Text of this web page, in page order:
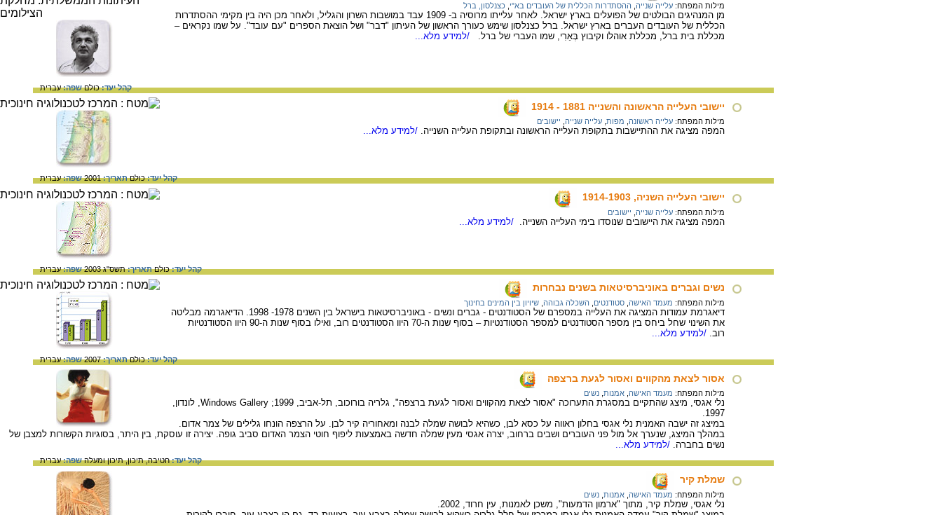
מילות המפתח: עלייה שנייה ההסתדרות הכללית של העובדים בא"י כצנלסון, ברל
מן המנהיגים הבולטים של הפועלים בארץ ישראל. לאחר עלייתו מרוסיה ב- 1909 עבד במושבות השרון והגליל, ולאחר מכן היה בין מקימי ההסתדרות
הכללית של העובדים העברים בארץ ישראל. ברל כצנלסון שימש כעורך הראשון של העיתון "דבר" ושל הוצאת הספרים "עם עובד". על שמו נקראים –
מכללת בית ברל, מכללת אוהלו וקיבוץ בְּאֵרִי, שמו העברי של ברל.
/למידע מלא...
קהל יעד:כולםשפה:עברית
יישובי העלייה הראשונה והשנייה 1881 - 1914
מילות המפתח: עלייה ראשונה מפות עלייה שנייה יישובים
המפה מציגה את ההתיישבות בתקופת העלייה הראשונה ובתקופת העלייה השנייה. /למידע מלא...
קהל יעד:כולםתאריך:2001 שפה:עברית
יישובי העלייה השניה, 1914-1903
מילות המפתח: עלייה שנייה יישובים
המפה מציגה את היישובים שנוסדו בימי העלייה השנייה. /למידע מלא...
קהל יעד:כולםתאריך:תשס"ג 2003 שפה:עברית
נשים וגברים באוניברסיטאות בשנים נבחרות
מילות המפתח: מעמד האישה סטודנטים השכלה גבוהה שיויון בין המינים בחינוך
דיאגרמת עמודות המציגה את העלייה במספרם של הסטודנטים - גברים ונשים - באוניברסיטאות בישראל בין השנים 1978- 1998. הדיאגרמה מבליטה
את השינוי שחל ביחס בין מספר הסטודנטים למספר הסטודנטיות – בסוף שנות ה-70 היוו הסטודנטים רוב, ואילו בסוף שנות ה-90 היוו הסטודנטיות
רוב. /למידע מלא...
קהל יעד:כולםתאריך:2007 שפה:עברית
אסור לצאת מהקווים ואסור לגעת ברצפה
מילות המפתח: מעמד האישה אמנות נשים
נלי אגסי, מיצג שהתקיים במסגרת התערוכה "אסור לצאת מהקווים ואסור לגעת ברצפה", גלריה בורוכוב, תל-אביב, 1999; Windows Gallery, לונדון,
1997.
במיצג זה ישבה האמנית נלי אגסי בחלון ראווה על כסא לבן, כשהיא לבושה שמלה לבנה ומאחוריה קיר לבן. על הרצפה הונחו גלילים של צמר אדום.
במהלך המיצג, שנערך אל מול פני העוברים ושבים ברחוב, יצרה אגסי מעין שמלה חדשה באמצעות ליפוף חוטי הצמר האדום סביב גופה. יצירה זו עוסקת, בין היתר, בסוגיות הקשורות למצבן של
נשים בחברה. /למידע מלא...
קהל יעד:חטיבה,תיכון,תיכון ומעלהשפה:עברית
שמלת קיר
מילות המפתח: מעמד האישה אמנות נשים
נלי אגסי, שמלת קיר, מתוך "ארמון הדמעות", משכן לאמנות, עין חרוד, 2002.